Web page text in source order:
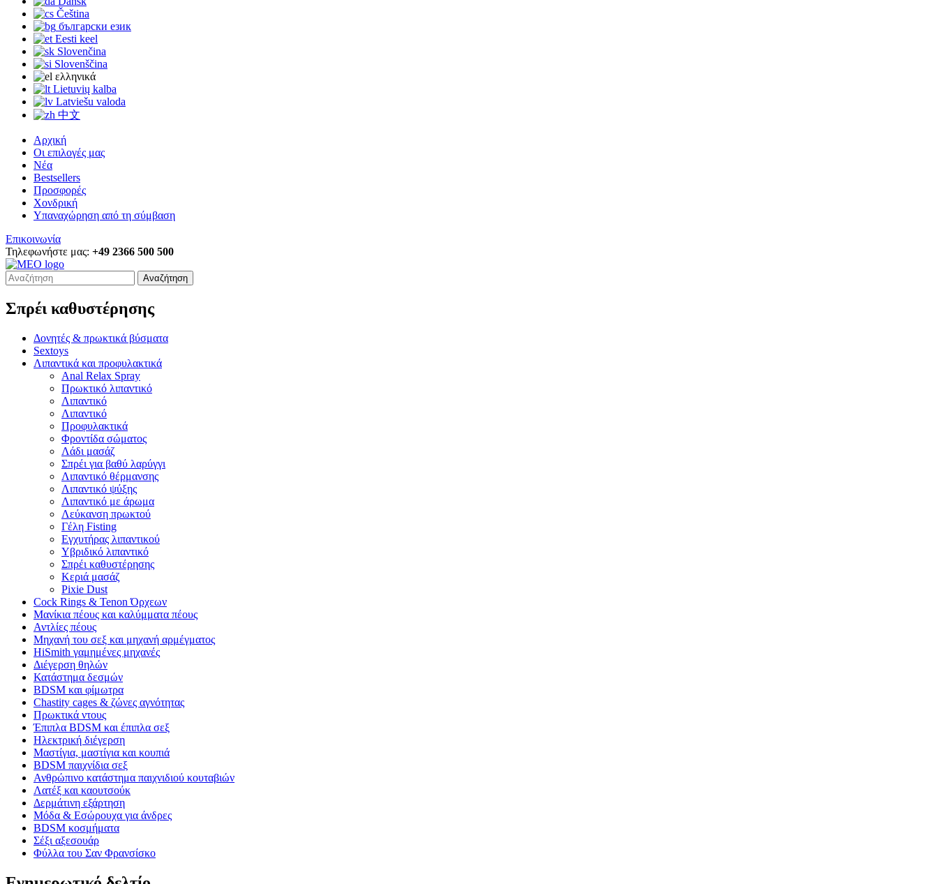
Čeština
български език
Eesti keel
Slovenčina
Slovenščina
ελληνικά
Lietuvių kalba
Latviešu valoda
中文
Αρχική
Οι επιλογές μας
Νέα
Bestsellers
Προσφορές
Χονδρική
Υπαναχώρηση από τη σύμβαση
Επικοινωνία
Τηλεφωνήστε μας: +49 2366 500 500
Αναζήτηση
Σπρέι καθυστέρησης
Δονητές & πρωκτικά βύσματα
Sextoys
Λιπαντικά και προφυλακτικά
Anal Relax Spray
Πρωκτικό λιπαντικό
Λιπαντικό
Λιπαντικό
Προφυλακτικά
Φροντίδα σώματος
Λάδι μασάζ
Σπρέι για βαθύ λαρύγγι
Λιπαντικό θέρμανσης
Λιπαντικό ψύξης
Λιπαντικό με άρωμα
Λεύκανση πρωκτού
Γέλη Fisting
Εγχυτήρας λιπαντικού
Υβριδικό λιπαντικό
Σπρέι καθυστέρησης
Κεριά μασάζ
Pixie Dust
Cock Rings & Tenon Όρχεων
Μανίκια πέους και καλύμματα πέους
Αντλίες πέους
Μηχανή του σεξ και μηχανή αρμέγματος
HiSmith γαμημένες μηχανές
Διέγερση θηλών
Κατάστημα δεσμών
BDSM και φίμωτρα
Chastity cages & ζώνες αγνότητας
Πρωκτικά ντους
Έπιπλα BDSM και έπιπλα σεξ
Ηλεκτρική διέγερση
Μαστίγια, μαστίγια και κουπιά
BDSM παιχνίδια σεξ
Ανθρώπινο κατάστημα παιχνιδιού κουταβιών
Λατέξ και καουτσούκ
Δερμάτινη εξάρτηση
Μόδα & Εσώρουχα για άνδρες
BDSM κοσμήματα
Σέξι αξεσουάρ
Φύλλα του Σαν Φρανσίσκο